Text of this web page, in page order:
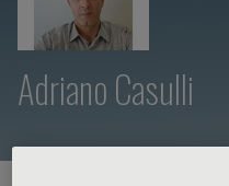
Adriano Casulli